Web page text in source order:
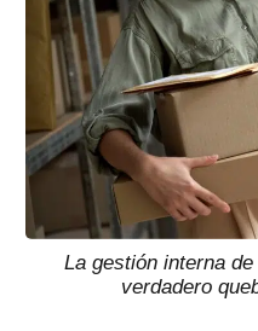
La gestión interna
verdadero